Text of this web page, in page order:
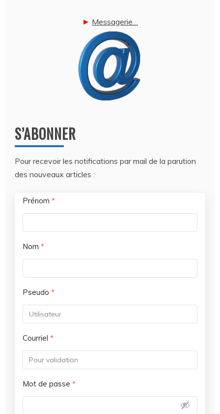
► Messagerie…
S’ABONNER
Pour recevoir les notifications par mail de la parution
des nouveaux articles :
Prénom *
Nom *
Pseudo *
Courriel *
Mot de passe *